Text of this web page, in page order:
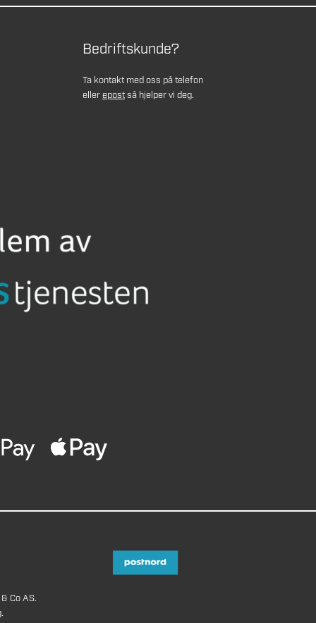
Bedriftskunde?
Ta kontakt med oss på telefon
ellerepostså hjelper vi deg.
Co AS.